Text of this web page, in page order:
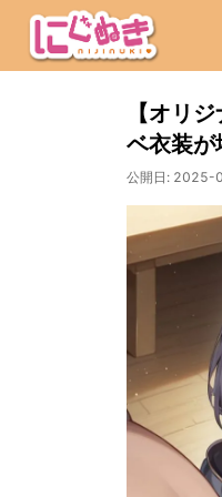
【オリ
ベ衣装が
公開日: 2025-